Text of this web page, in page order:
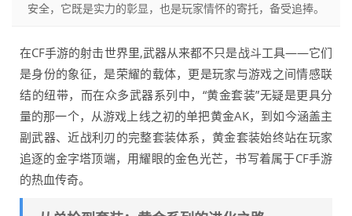
安全，它既是实力的彰显，也是玩家情怀的寄托，备受追捧。
在CF手游的射击世界里,武器从来都不只是战斗工具——它们
是身份的象征，是荣耀的载体，更是玩家与游戏之间情感联
结的纽带，而在众多武器系列中，“黄金套装”无疑是更具分
量的那一个，从游戏上线之初的单把黄金AK，到如今涵盖主
副武器、近战利刃的完整套装体系，黄金套装始终站在玩家
追逐的金字塔顶端，用耀眼的金色光芒，书写着属于CF手游
的热血传奇。